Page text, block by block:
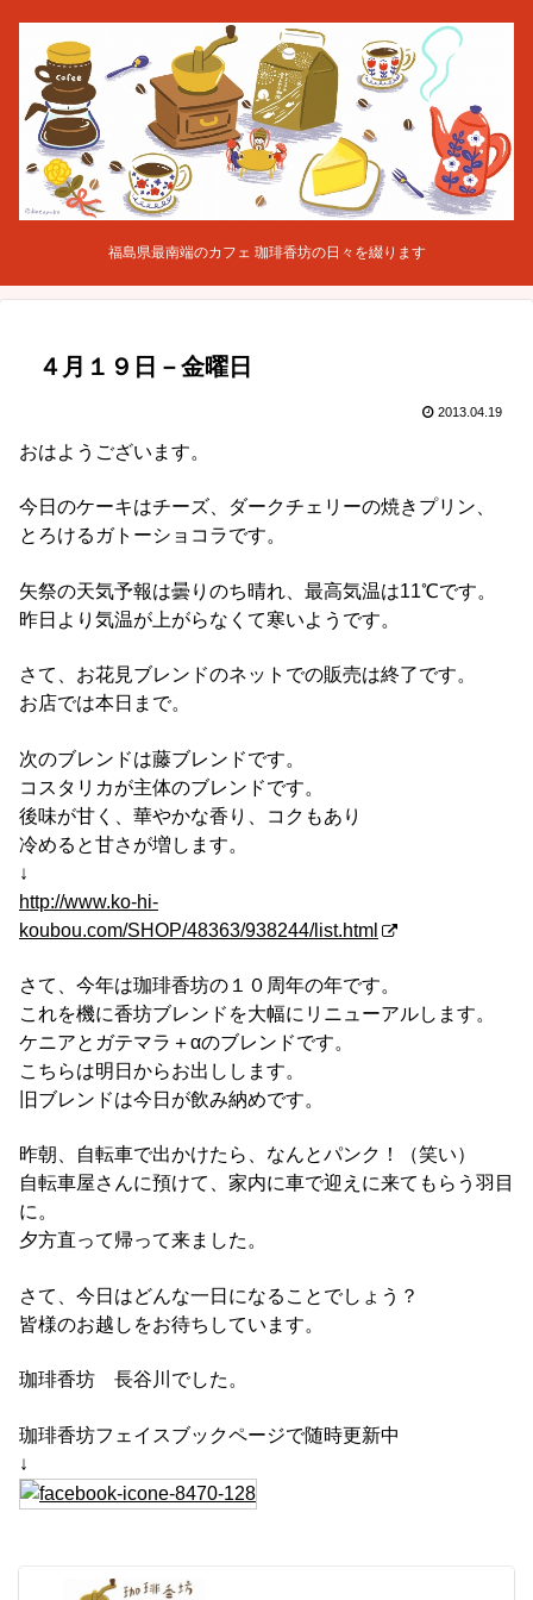
福島県最南端のカフェ 珈琲香坊の日々を綴ります
４月１９日－金曜日
2013.04.19
おはようございます。
今日のケーキはチーズ、ダークチェリーの焼きプリン、
とろけるガトーショコラです。
矢祭の天気予報は曇りのち晴れ、最高気温は11℃です。
昨日より気温が上がらなくて寒いようです。
さて、お花見ブレンドのネットでの販売は終了です。
お店では本日まで。
次のブレンドは藤ブレンドです。
コスタリカが主体のブレンドです。
後味が甘く、華やかな香り、コクもあり
冷めると甘さが増します。
↓
http://www.ko-hi-
koubou.com/SHOP/48363/938244/list.html
さて、今年は珈琲香坊の１０周年の年です。
これを機に香坊ブレンドを大幅にリニューアルします。
ケニアとガテマラ＋αのブレンドです。
こちらは明日からお出しします。
旧ブレンドは今日が飲み納めです。
昨朝、自転車で出かけたら、なんとパンク！（笑い）
自転車屋さんに預けて、家内に車で迎えに来てもらう羽目
に。
夕方直って帰って来ました。
さて、今日はどんな一日になることでしょう？
皆様のお越しをお待ちしています。
珈琲香坊 長谷川でした。
珈琲香坊フェイスブックページで随時更新中
↓